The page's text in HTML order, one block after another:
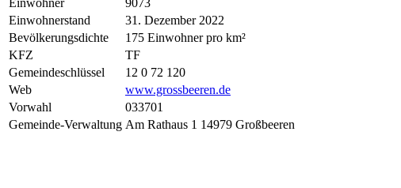
Einwohnerstand
31. Dezember 2022
Bevölkerungsdichte
175 Einwohner pro km²
KFZ
TF
Gemeindeschlüssel
12 0 72 120
Web
www.grossbeeren.de
Vorwahl
033701
Gemeinde-Verwaltung Am Rathaus 1 14979 Großbeeren